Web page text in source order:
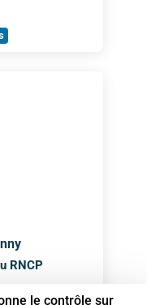
RNCP
le contrôle sur